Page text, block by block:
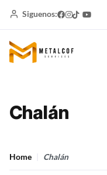
Siguenos:
Chalán
Home Chalán